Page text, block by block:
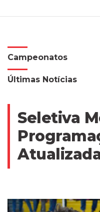
Campeonatos
Últimas Notícias
Seletiva